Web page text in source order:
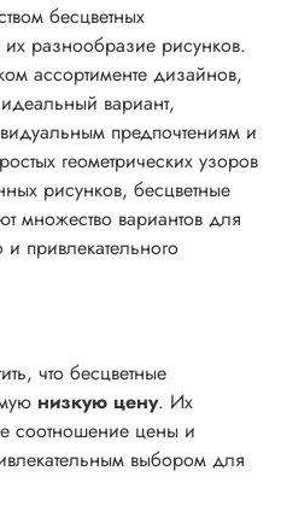
бесцветных
их разнообразие рисунков.
ассортименте дизайнов,
вариант,
предпочтениям и
геометрических узоров
рисунков, бесцветные
множество вариантов для
привлекательного
что бесцветные
низкую цену. Их
соотношение цены и
выбором для